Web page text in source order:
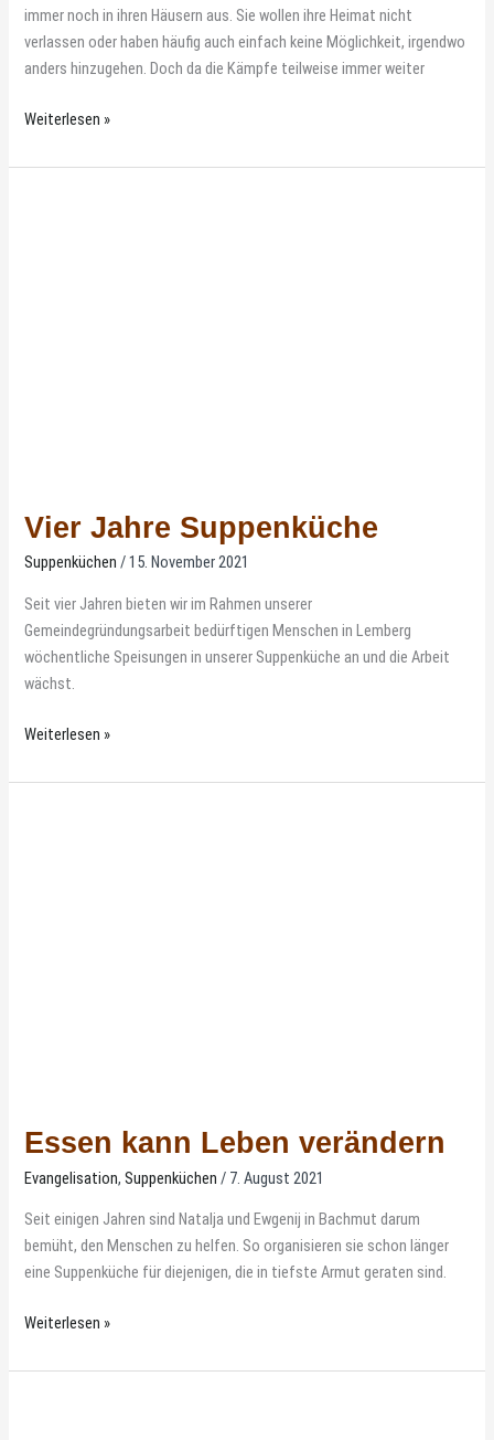
immer noch in ihren Häusern aus. Sie wollen ihre Heimat nicht
verlassen oder haben häufig auch einfach keine Möglichkeit, irgendwo
anders hinzugehen. Doch da die Kämpfe teilweise immer weiter
Weiterlesen »
Vier Jahre Suppenküche
Suppenküchen /15. November 2021
Seit vier Jahren bieten wir im Rahmen unserer
Gemeindegründungsarbeit bedürftigen Menschen in Lemberg
wöchentliche Speisungen in unserer Suppenküche an und die Arbeit
wächst.
Weiterlesen »
Essen kann Leben verändern
Evangelisation,Suppenküchen / 7. August 2021
Seit einigen Jahren sind Natalja und Ewgenij in Bachmut darum
bemüht, den Menschen zu helfen. So organisieren sie schon länger
eine Suppenküche für diejenigen, die in tiefste Armut geraten sind.
Weiterlesen »